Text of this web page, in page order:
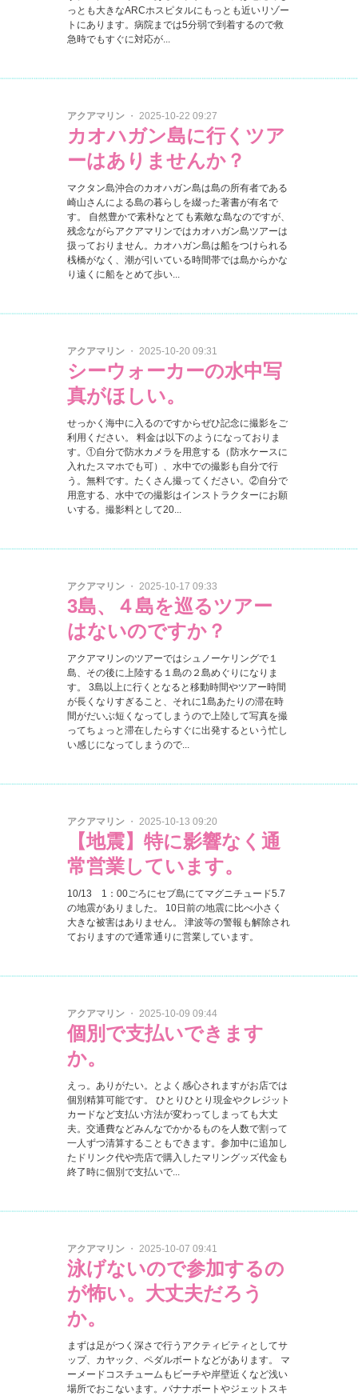
っとも大きなARCホスピタルにもっとも近いリゾー
トにあります。病院までは5分弱で到着するので救
急時でもすぐに対応が...
アクアマリン ・ 2025-10-22 09:27
カオハガン島に行くツア
ーはありませんか？
マクタン島沖合のカオハガン島は島の所有者である
崎山さんによる島の暮らしを綴った著書が有名で
す。 自然豊かで素朴なとても素敵な島なのですが、
残念ながらアクアマリンではカオハガン島ツアーは
扱っておりません。カオハガン島は船をつけられる
桟橋がなく、潮が引いている時間帯では島からかな
り遠くに船をとめて歩い...
アクアマリン ・ 2025-10-20 09:31
シーウォーカーの水中写
真がほしい。
せっかく海中に入るのですからぜひ記念に撮影をご
利用ください。 料金は以下のようになっておりま
す。①自分で防水カメラを用意する（防水ケースに
入れたスマホでも可）、水中での撮影も自分で行
う。無料です。たくさん撮ってください。②自分で
用意する、水中での撮影はインストラクターにお願
いする。撮影料として20...
アクアマリン ・ 2025-10-17 09:33
3島、４島を巡るツアー
はないのですか？
アクアマリンのツアーではシュノーケリングで１
島、その後に上陸する１島の２島めぐりになりま
す。 3島以上に行くとなると移動時間やツアー時間
が長くなりすぎること、それに1島あたりの滞在時
間がだいぶ短くなってしまうので上陸して写真を撮
ってちょっと滞在したらすぐに出発するという忙し
い感じになってしまうので...
アクアマリン ・ 2025-10-13 09:20
【地震】特に影響なく通
常営業しています。
10/13 1：00ごろにセブ島にてマグニチュード5.7
の地震がありました。 10日前の地震に比べ小さく
大きな被害はありません。 津波等の警報も解除され
ておりますので通常通りに営業しています。
アクアマリン ・ 2025-10-09 09:44
個別で支払いできます
か。
えっ。ありがたい。とよく感心されますがお店では
個別精算可能です。 ひとりひとり現金やクレジット
カードなど支払い方法が変わってしまっても大丈
夫。交通費などみんなでかかるものを人数で割って
一人ずつ清算することもできます。参加中に追加し
たドリンク代や売店で購入したマリングッズ代金も
終了時に個別で支払いで...
アクアマリン ・ 2025-10-07 09:41
泳げないので参加するの
が怖い。大丈夫だろう
か。
まずは足がつく深さで行うアクティビティとしてサ
ップ、カヤック、ペダルボートなどがあります。 マ
ーメードコスチュームもビーチや岸壁近くなど浅い
場所でおこないます。バナナボートやジェットスキ